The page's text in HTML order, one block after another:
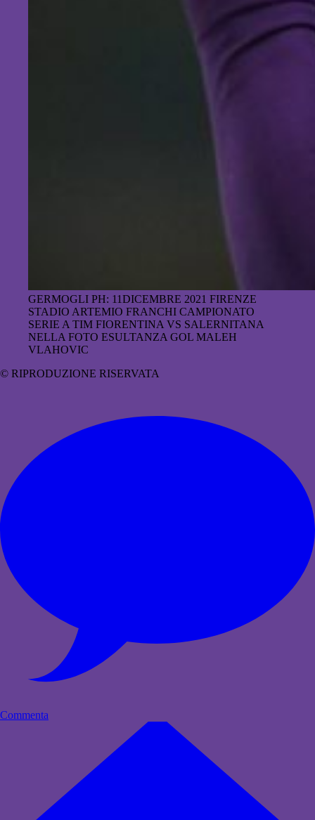
GERMOGLI PH: 11DICEMBRE 2021 FIRENZE
STADIO ARTEMIO FRANCHI CAMPIONATO
SERIE A TIM FIORENTINA VS SALERNITANA
NELLA FOTO ESULTANZA GOL MALEH
VLAHOVIC
© RIPRODUZIONE RISERVATA
Commenta